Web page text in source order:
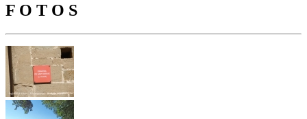
F O T O S